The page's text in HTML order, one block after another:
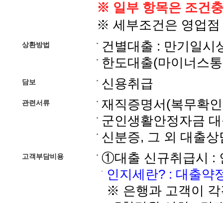
※ 일부 항목은 조건
※ 세부조건은 영업점
상환방법
건별대출 : 만기일시
한도대출(마이너스
담보 신용취급
관련서류
재직증명서(복무확
군인생활안정자금
신분증, 그 외 대출
고객부담비용
①대출 신규취급시 :
인지세란? : 대출약
※ 은행과 고객이 각